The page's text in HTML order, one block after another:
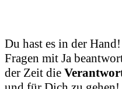
Du hast es in der
Fragen mit Ja
der Zeit die